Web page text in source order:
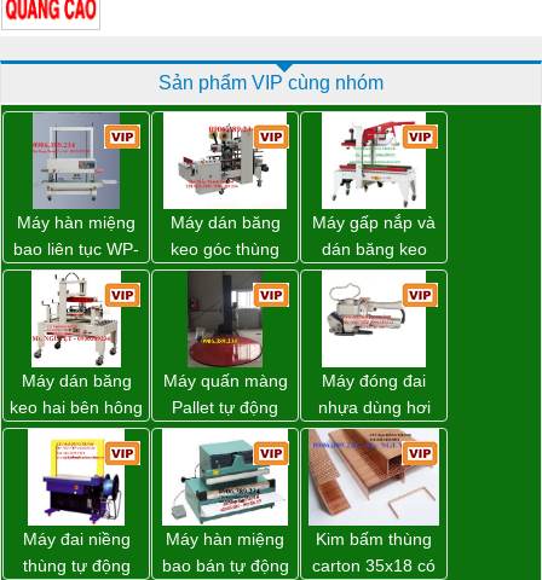
Sản phẩm VIP cùng nhóm
Máy hàn miệng
bao liên tục WP-
1200V chính
hãng giá tốt
Máy dán băng
keo góc thùng
carton giá tốt
Đồng Nai
Máy gấp nắp và
dán băng keo
thùng carton tự
động WP-5050F
giá rẻ
Máy dán băng
keo hai bên hông
thùng carton
WP-5050SA giá
rẻ Miền Nam
Máy quấn màng
Pallet tự động
WP-55 xuất xứ
Đài Loan
Máy đóng đai
nhựa dùng hơi
khí nén WP-20
Máy đai niềng
thùng tự động
Máy hàn miệng
bao bán tự động
Kim bấm thùng
carton 35x18 có